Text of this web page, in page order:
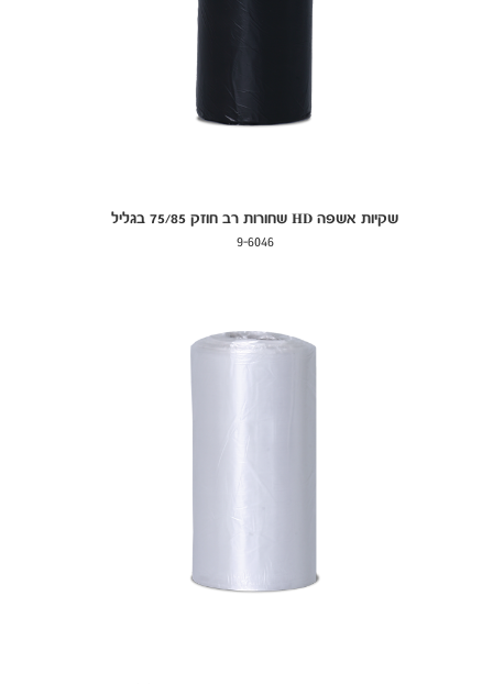
שקיות אשפה HD שחורות רב חוזק 75/85 בגליל
9-6046